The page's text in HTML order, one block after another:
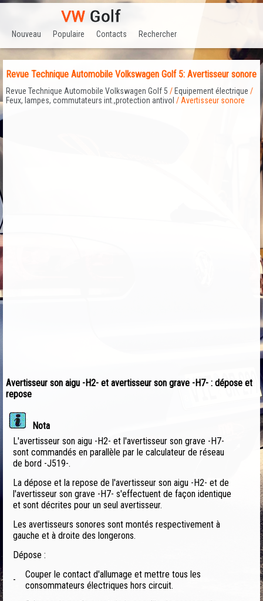
Nouveau Populaire Contacts Rechercher
Revue Technique Automobile Volkswagen Golf 5: Avertisseur sonore
Revue Technique Automobile Volkswagen Golf 5 / Equipement électrique /
Feux, lampes, commutateurs int.,protection antivol / Avertisseur sonore
Avertisseur son aigu -H2- et avertisseur son grave -H7- : dépose et
repose
Nota
L'avertisseur son aigu -H2- et l'avertisseur son grave -H7-
sont commandés en parallèle par le calculateur de réseau
de bord -J519-.
La dépose et la repose de l'avertisseur son aigu -H2- et de
l'avertisseur son grave -H7- s'effectuent de façon identique
et sont décrites pour un seul avertisseur.
Les avertisseurs sonores sont montés respectivement à
gauche et à droite des longerons.
Dépose :
-
Couper le contact d'allumage et mettre tous les
consommateurs électriques hors circuit.